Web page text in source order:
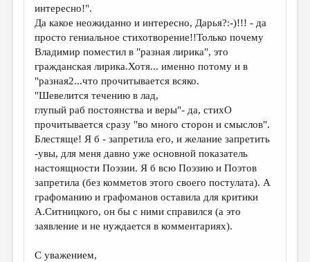
интересно!".
Да какое неожиданно и интересно, Дарья?:-)!!! - да
просто гениальное стихотворение!!Только почему
Владимир поместил в "разная лирика", это
гражданская лирика.Хотя... именно потому и в
"разная2...что прочитывается всяко.
"Шевелится течению в лад,
глупый раб постоянства и веры"- да, стихО
прочитывается сразу "во много сторон и смыслов".
Блестяще! Я б - запретила его, и желание запретить
-увы, для меня давно уже основной показатель
настоящности Поэзии. Я б всю Поэзию и Поэтов
запретила (без комметов этого своего постулата). А
графоманию и графоманов оставила для критики
А.Ситницкого, он бы с ними справился (а это
заявление и не нуждается в комментариях).
С уважением,